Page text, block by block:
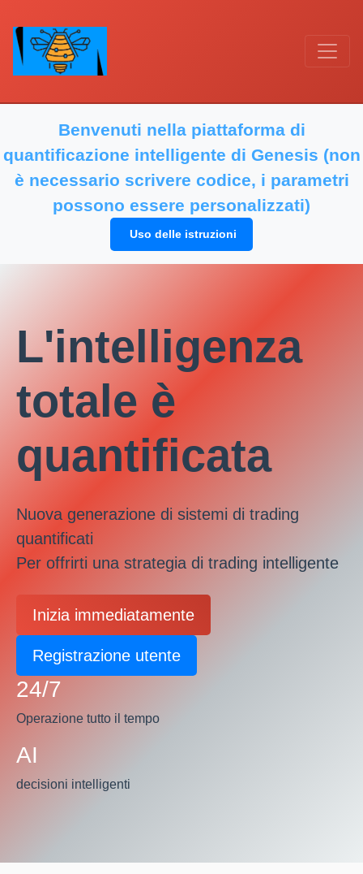
Benvenuti nella piattaforma di
quantificazione intelligente di Genesis (non
è necessario scrivere codice, i parametri
possono essere personalizzati)
Uso delle istruzioni
L'intelligenza
totale è
quantificata
Nuova generazione di sistemi di trading
quantificati
Per offrirti una strategia di trading intelligente
Inizia immediatamente
Registrazione utente
24/7
Operazione tutto il tempo
AI
decisioni intelligenti